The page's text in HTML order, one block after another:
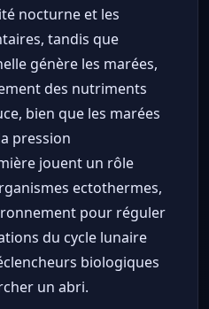
nocturne et les
tandis que
génère les marées,
des nutriments
bien que les marées
pression
jouent un rôle
ectothermes,
pour réguler
du cycle lunaire
biologiques
un abri.